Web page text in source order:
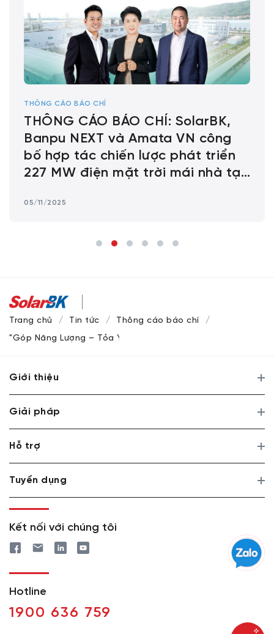
THÔNG CÁO BÁO CHÍ
THÔNG CÁO BÁO CHÍ: SolarBK,
Banpu NEXT và Amata VN công
bố hợp tác chiến lược phát triển
227 MW điện mặt trời mái nhà tại
Nam
05/11/2025
Trang chủ Tin tức
Thông cáo báo chí
"Góp Năng Lượng – Tỏa Yêu Thương”: Cùng SolarBK vượt
Giới thiệu
Giải pháp
Hỗ trợ
Tuyển dụng
Kết nối với chúng tôi
Hotline
1900 636 759